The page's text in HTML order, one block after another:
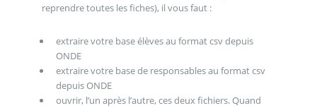
reprendre toutes les fiches), il vous faut :
extraire votre base élèves au format csv depuis
ONDE
extraire votre base de responsables au format csv
depuis ONDE
ouvrir, l’un après l’autre, ces deux fichiers. Quand